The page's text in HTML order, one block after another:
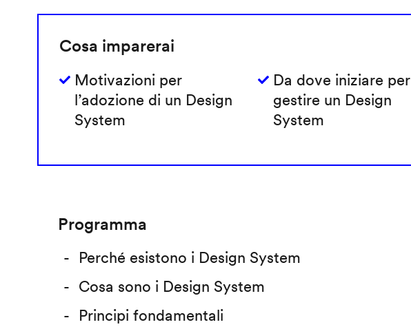
Cosa imparerai
Motivazioni per
l’adozione di un Design
System
Da dove iniziare per
gestire un Design
System
Programma
Perché esistono i Design System
Cosa sono i Design System
Principi fondamentali